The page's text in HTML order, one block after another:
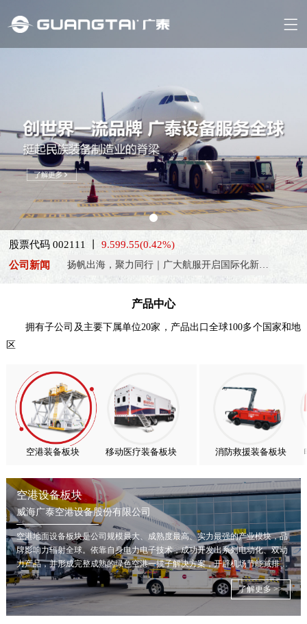
股票代码 002111 丨9.599.55(0.42%)
公司新闻
喜报！威海广泰ESG评级荣获AAA级 可持续发展实力获权威…
抢抓能源转型风口，电动化驱动威海广泰欧洲业务腾飞
热烈庆祝中国共产党成立105周年！
扬帆出海，聚力同行｜广大航服开启国际化新征程
热烈庆祝中国共产党成立105周年！
产品中心
拥有子公司及主要下属单位20家，产品出口全球100多个国家和地
区
空港装备板块 移动医疗装备板块 消防救援装备板块
空港设备板块
威海广泰空港设备股份有限公司
空港地面设备板块是公司规模最大、成熟度最高、实力最强的产业模块，品
牌影响力辐射全球。依靠自身电力电子技术，成功开发出系列电动化、双动
力产品，并形成完整成熟的绿色空港一揽子解决方案，开辟机场节能减排新
局面。
了解更多 >>